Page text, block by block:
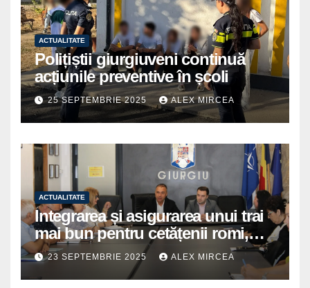
ACTUALITATE
Polițiștii giurgiuveni continuă
acțiunile preventive în școli
25 SEPTEMBRIE 2025 ALEX MIRCEA
ACTUALITATE
Integrarea și asigurarea unui trai
mai bun pentru cetățenii romi,
prioritate pentru instituțiile
publice giurgiuvene
23 SEPTEMBRIE 2025 ALEX MIRCEA